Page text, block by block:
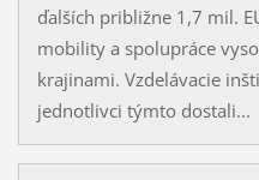
ďalších približne 1,7 mil.
mobility a spolupráce
krajinami. Vzdelávacie
jednotlivci týmto dostali...